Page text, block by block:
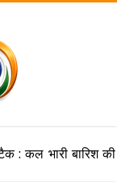
: कल भारी बारिश की